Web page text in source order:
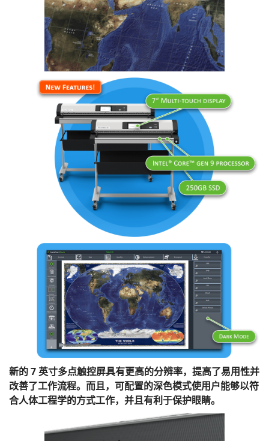
新的 7 英寸多点触控屏具有更高的分辨率，提高了易用性并
改善了工作流程。而且，可配置的深色模式使用户能够以符
合人体工程学的方式工作，并且有利于保护眼睛。